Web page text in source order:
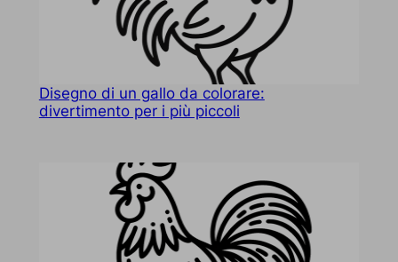
Disegno di un gallo da colorare:
divertimento per i più piccoli